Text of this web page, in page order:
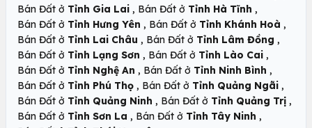
Bán Đất ở Tỉnh Gia Lai , Bán Đất ở Tỉnh Hà Tĩnh ,
Bán Đất ở Tỉnh Hưng Yên , Bán Đất ở Tỉnh Khánh Hoà ,
Bán Đất ở Tỉnh Lai Châu , Bán Đất ở Tỉnh Lâm Đồng ,
Bán Đất ở Tỉnh Lạng Sơn , Bán Đất ở Tỉnh Lào Cai ,
Bán Đất ở Tỉnh Nghệ An , Bán Đất ở Tỉnh Ninh Bình ,
Bán Đất ở Tỉnh Phú Thọ , Bán Đất ở Tỉnh Quảng Ngãi ,
Bán Đất ở Tỉnh Quảng Ninh , Bán Đất ở Tỉnh Quảng Trị ,
Bán Đất ở Tỉnh Sơn La , Bán Đất ở Tỉnh Tây Ninh ,